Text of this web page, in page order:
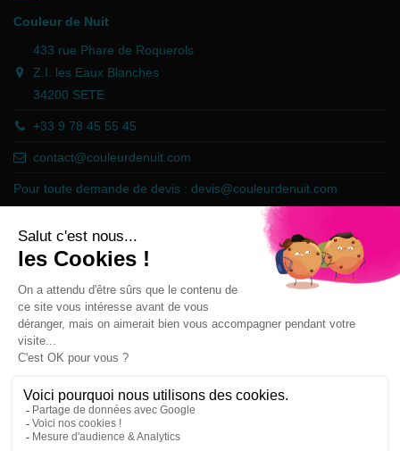
Couleur de Nuit
433 rue Phare de Roquerols
Z.I. les Eaux Blanches
34200 SETE
+33 9 78 45 55 45
contact@couleurdenuit.com
Pour toute demande de devis : devis@couleurdenuit.com
Marchand approuvé par la Société des Avis Garantis,cliquez ici pour
vérifier .
Follow us
Newsletter